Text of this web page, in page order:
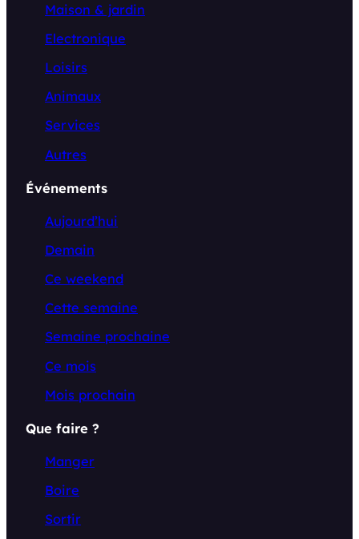
Maison & jardin
Electronique
Loisirs
Animaux
Services
Autres
Événements
Aujourd’hui
Demain
Ce weekend
Cette semaine
Semaine prochaine
Ce mois
Mois prochain
Que faire ?
Manger
Boire
Sortir